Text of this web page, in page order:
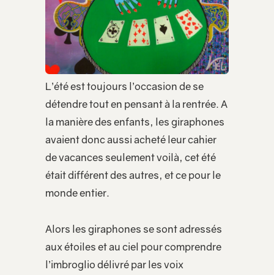
L’été est toujours l’occasion de se
détendre tout en pensant à la rentrée. A
la manière des enfants, les giraphones
avaient donc aussi acheté leur cahier
de vacances seulement voilà, cet été
était différent des autres, et ce pour le
monde entier.
Alors les giraphones se sont adressés
aux étoiles et au ciel pour comprendre
l’imbroglio délivré par les voix